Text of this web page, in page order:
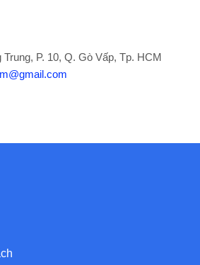
P. 10, Q. Gò Vấp, Tp. HCM